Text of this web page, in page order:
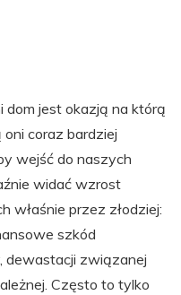
dom jest okazją na którą
coraz bardziej
wejść do naszych
widać wzrost
właśnie przez złodziej:
szkód
dewastacji związanej
Często to tylko